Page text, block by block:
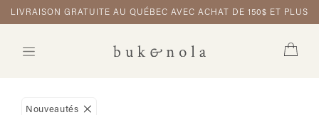
LIVRAISON GRATUITE AU QUÉBEC AVEC ACHAT DE 150$ ET PLUS
Nouveautés